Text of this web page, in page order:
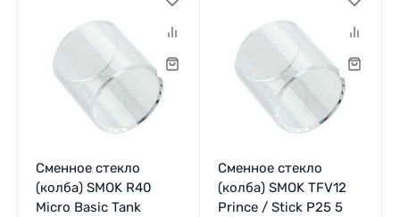
Сменное стекло
(колба) SMOK R40
Micro Basic Tank
Сменное стекло
(колба) SMOK TFV12
Prince / Stick P25 5